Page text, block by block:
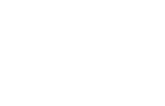
contenuti e annunci, per fornire
come utilizzi il nostro sito con i nostri
hai fornito loro o che hanno raccolto in
le funzioni di base del sito e il sito non